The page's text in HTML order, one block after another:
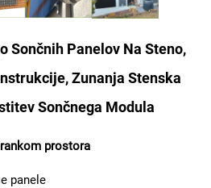
Sončnih Panelov Na Steno,
Zunanja Stenska
Sončnega Modula
prostora
panele